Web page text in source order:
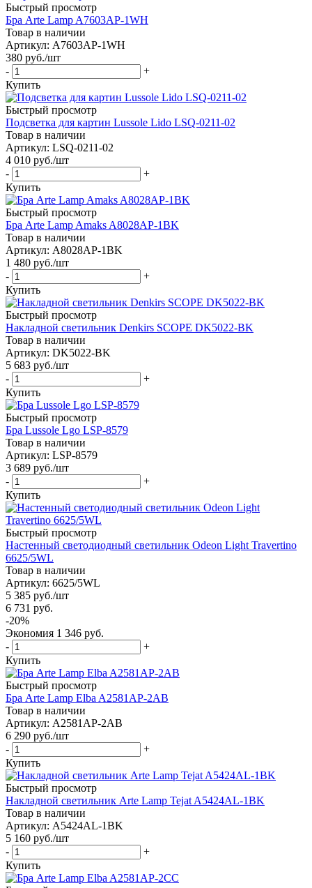
Быстрый просмотр
Бра Arte Lamp A7603AP-1WH
Товар в наличии
Артикул: A7603AP-1WH
380 руб./шт
-
+
Купить
Быстрый просмотр
Подсветка для картин Lussole Lido LSQ-0211-02
Товар в наличии
Артикул: LSQ-0211-02
4 010 руб./шт
-
+
Купить
Быстрый просмотр
Бра Arte Lamp Amaks A8028AP-1BK
Товар в наличии
Артикул: A8028AP-1BK
1 480 руб./шт
-
+
Купить
Быстрый просмотр
Накладной светильник Denkirs SCOPE DK5022-BK
Товар в наличии
Артикул: DK5022-BK
5 683 руб./шт
-
+
Купить
Быстрый просмотр
Бра Lussole Lgo LSP-8579
Товар в наличии
Артикул: LSP-8579
3 689 руб./шт
-
+
Купить
Быстрый просмотр
Настенный светодиодный светильник Odeon Light Travertino
6625/5WL
Товар в наличии
Артикул: 6625/5WL
5 385 руб./шт
6 731 руб.
-20%
Экономия 1 346 руб.
-
+
Купить
Быстрый просмотр
Бра Arte Lamp Elba A2581AP-2AB
Товар в наличии
Артикул: A2581AP-2AB
6 290 руб./шт
-
+
Купить
Быстрый просмотр
Накладной светильник Arte Lamp Tejat A5424AL-1BK
Товар в наличии
Артикул: A5424AL-1BK
5 160 руб./шт
-
+
Купить